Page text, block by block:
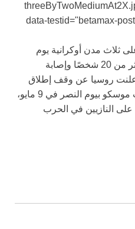
data-testid="betamax-
ثلاث مدن أوكرانية يوم
الثلاثاء، مما أسفر عن مقتل أكثر من 20 شخصًا وإصابة
روسيا عن وقف إطلاق
النار المزمع تزامنًا مع احتفالات موسكو بيوم النصر في 9 مايو،
على النازيين في الحرب